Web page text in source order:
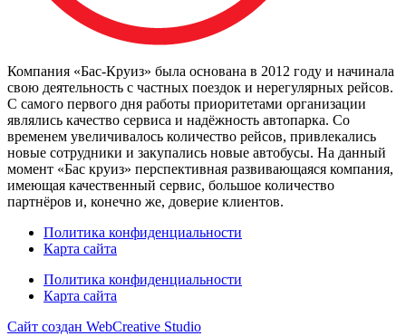
Компания «Бас-Круиз» была основана в 2012 году и начинала
свою деятельность с частных поездок и нерегулярных рейсов.
С самого первого дня работы приоритетами организации
являлись качество сервиса и надёжность автопарка. Со
временем увеличивалось количество рейсов, привлекались
новые сотрудники и закупались новые автобусы. На данный
момент «Бас круиз» перспективная развивающаяся компания,
имеющая качественный сервис, большое количество
партнёров и, конечно же, доверие клиентов.
Политика конфиденциальности
Карта сайта
Политика конфиденциальности
Карта сайта
Сайт создан WebCreative Studio